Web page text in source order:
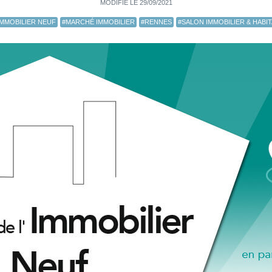
MODIFIÉ LE 29/09/2021
NEUF #MARCHÉ IMMOBILIER #RENNES #SALON IMMOBILIER &